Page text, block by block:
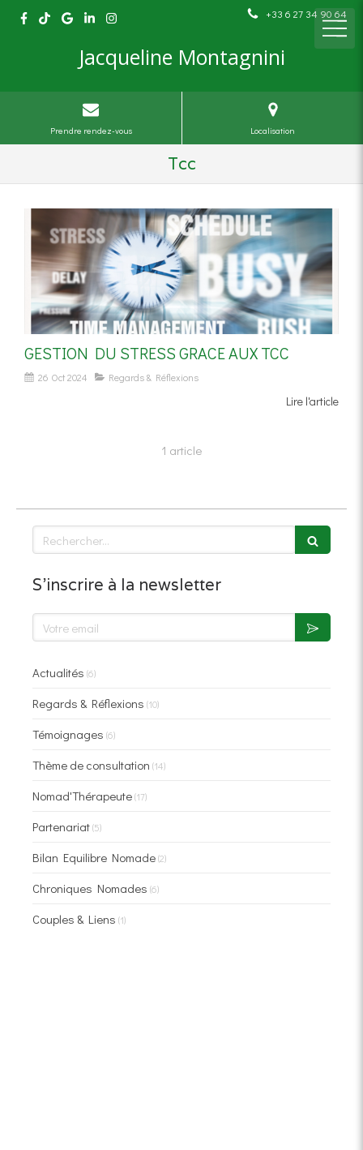
+33 6 27 34 90 64
Jacqueline Montagnini
Prendre rendez-vous Localisation
Tcc
GESTION DU STRESS GRACE AUX TCC
26 Oct 2024 Regards & Réflexions
Lire l'article
1 article
Rechercher
S'inscrire à la newsletter
Votre email
Actualités (6)
Regards & Réflexions (10)
Témoignages (6)
Thème de consultation (14)
Nomad'Thérapeute(17)
Partenariat(5)
Bilan Equilibre Nomade(2)
Chroniques Nomades (6)
Couples & Liens (1)